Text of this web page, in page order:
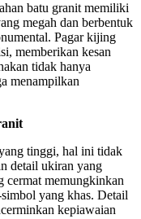
batu granit memiliki
megah dan berbentuk
Pagar kijing
memberikan kesan
tidak hanya
menampilkan
tinggi, hal ini tidak
detail ukiran yang
cermat memungkinkan
yang khas. Detail
kepiawaian